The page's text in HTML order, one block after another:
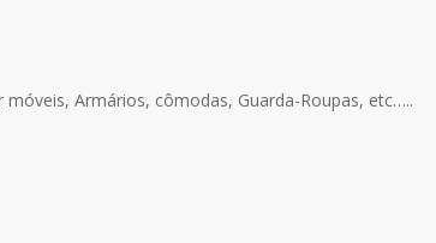
A235
Armários, cômodas, Guarda-Roupas, etc…..